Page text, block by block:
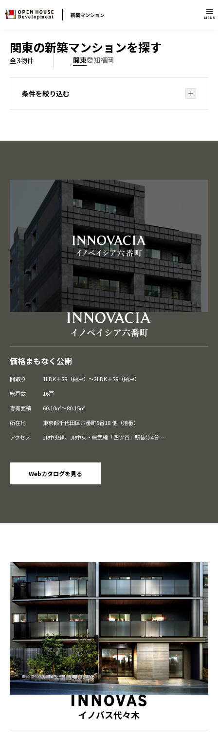
新築マンション MENU
関東の新築マンションを探す
全3物件 関東愛知福岡
条件を絞り込む
駅徒歩5分以内
投資にも適した物件
これから販売予定の物件
プレミアムコンパクトプランのある物件
広々ファミリープランのある物件
エリアで絞り込む
東京23区・都心（千代田区・中央区・港区・文京区・
新宿区・渋谷区）
東京23区・城南（世田谷区・目黒区・品川区・大田
東京23区・城西 （杉並区・中野区・練馬区）
東京23区・城北（豊島区・板橋区・北区）
東京23区・城東
（荒川区・台東区・墨田区・江東区・
足立区・葛飾区・江戸川区）
都下
神奈川県
埼玉県
千葉県
間取りで絞り込む
1LDK
3LDK
3件の物件を表示
すべてクリア
イノベイシア六番町
価格まもなく公開
間取り
1LDK＋SR（納戸）～2LDK＋SR（納戸）
総戸数
16戸
専有面積
60.10㎡～80.15㎡
所在地
東京都千代田区六番町5番18 他（地番）
アクセス
JR中央線、JR中央・総武線「四ツ谷」駅徒歩4分
［6:00〜23:00まで利用可］）徒歩5分
JR中央・総武線、都営地下鉄新宿線、東京メトロ南北線・有楽町線
「市ヶ谷」駅徒歩9分
Webカタログを見る
イノバス代々木